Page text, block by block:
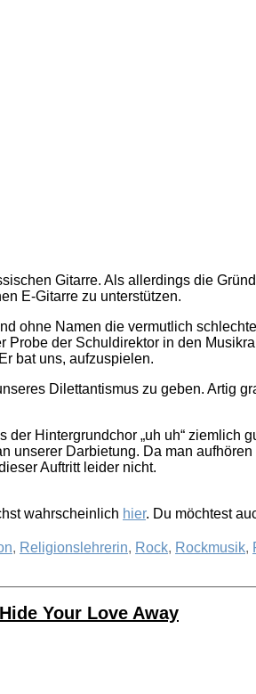
Gitarre. Als allerdings die
E-Gitarre zu unterstützen.
ohne Namen die vermutlich
der Schuldirektor in den
bat uns, aufzuspielen.
Dilettantismus zu geben. Artig
Hintergrundchor „uh uh“ ziemlich
Darbietung. Da man
Auftritt leider nicht.
wahrscheinlich hier. Du möchtest
, Religionslehrerin, Rock, Rockmusik,
Your Love Away